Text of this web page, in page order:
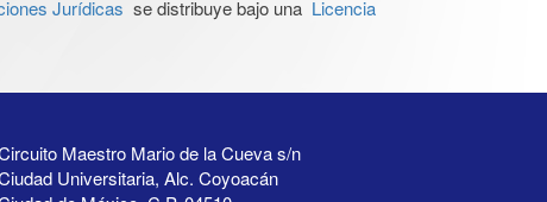
Jurídicas se distribuye bajo una Licencia
Maestro Mario de la Cueva s/n
Universitaria, Alc. Coyoacán